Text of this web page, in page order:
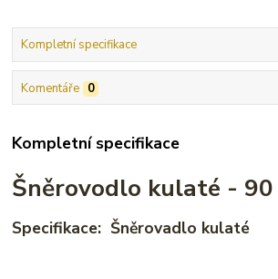
Kompletní specifikace
Komentáře 0
Kompletní specifikace
Šněrovodlo kulaté - 90
Specifikace: Šněrovadlo kulaté